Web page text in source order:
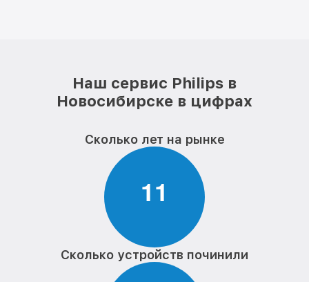
Наш сервис Philips в
Новосибирске в цифрах
Сколько лет на рынке
11
Сколько устройств починили